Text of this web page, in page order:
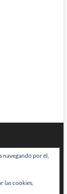
| © Todos
navegando por él,
las cookies,